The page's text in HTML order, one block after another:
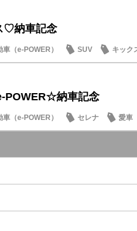
♡納車記念
車（e-POWER） SUV キック
POWER☆納車記念
車（e-POWER） セレナ 愛車